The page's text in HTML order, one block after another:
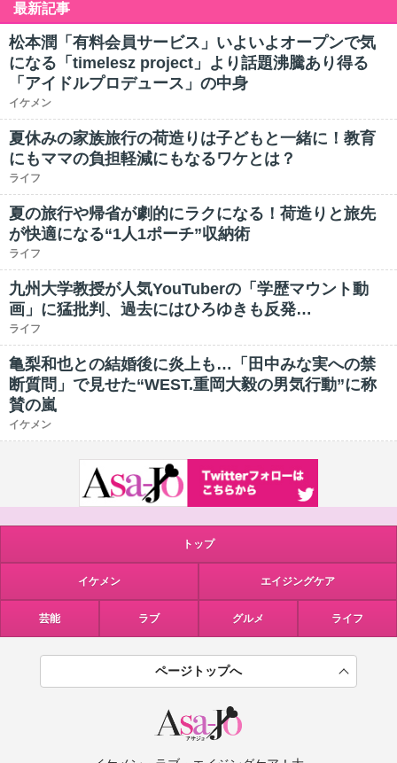
最新記事
松本潤「有料会員サービス」いよいよオープンで気
になる「timelesz project」より話題沸騰あり得る
「アイドルプロデュース」の中身
イケメン
夏休みの家族旅行の荷造りは子どもと一緒に！教育
にもママの負担軽減にもなるワケとは？
ライフ
夏の旅行や帰省が劇的にラクになる！荷造りと旅先
が快適になる“1人1ポーチ”収納術
ライフ
九州大学教授が人気YouTuberの「学歴マウント動
画」に猛批判、過去にはひろゆきも反発…
ライフ
亀梨和也との結婚後に炎上も…「田中みな実への禁
断質問」で見せた“WEST.重岡大毅の男気行動”に称
賛の嵐
イケメン
トップ
イケメン エイジングケア
芸能 ラブ グルメ ライフ
ページトップへ